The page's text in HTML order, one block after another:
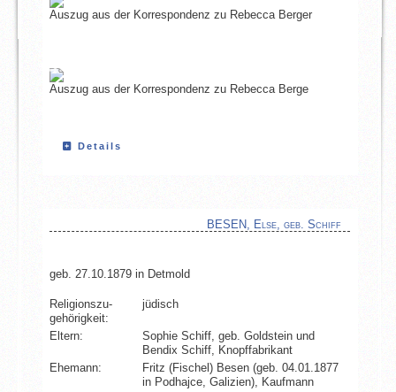
Auszug aus der Korrespondenz zu Rebecca Berger
Auszug aus der Korrespondenz zu Rebecca Berge
Details
BESEN, Else, geb. Schiff
geb. 27.10.1879 in Detmold
Religionszu­
gehörigkeit:
jüdisch
Eltern:
Sophie Schiff, geb. Goldstein und
Bendix Schiff, Knopffabrikant
Ehemann:
Fritz (Fischel) Besen (geb. 04.01.1877
in Podhajce, Galizien), Kaufmann